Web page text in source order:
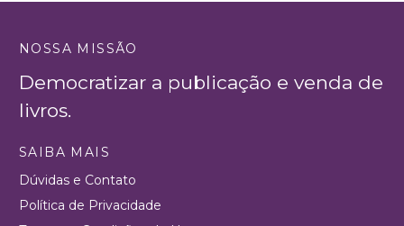
NOSSA MISSÃO
Democratizar a publicação e venda de
livros.
SAIBA MAIS
Dúvidas e Contato
Política de Privacidade